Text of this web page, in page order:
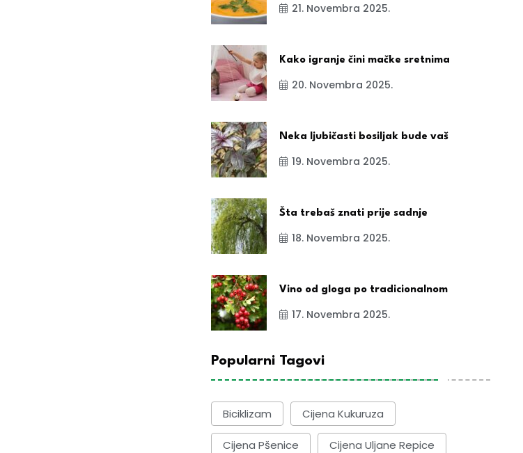
21. Novembra 2025.
Kako igranje čini mačke sretnima
20. Novembra 2025.
Neka ljubičasti bosiljak bude vaš
19. Novembra 2025.
Šta trebaš znati prije sadnje
18. Novembra 2025.
Vino od gloga po tradicionalnom
17. Novembra 2025.
Popularni Tagovi
Biciklizam Cijena Kukuruza
Cijena Pšenice Cijena Uljane Repice